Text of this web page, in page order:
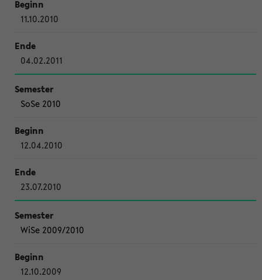
11.10.2010
04.02.2011
SoSe 2010
12.04.2010
23.07.2010
WiSe 2009/2010
12.10.2009